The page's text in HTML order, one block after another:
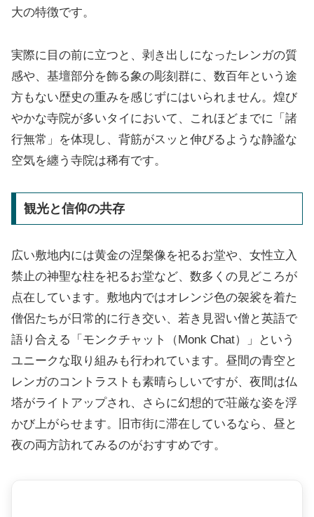
大の特徴です。
実際に目の前に立つと、剥き出しになったレンガの質
感や、基壇部分を飾る象の彫刻群に、数百年という途
方もない歴史の重みを感じずにはいられません。煌び
やかな寺院が多いタイにおいて、これほどまでに「諸
行無常」を体現し、背筋がスッと伸びるような静謐な
空気を纏う寺院は稀有です。
観光と信仰の共存
広い敷地内には黄金の涅槃像を祀るお堂や、女性立入
禁止の神聖な柱を祀るお堂など、数多くの見どころが
点在しています。敷地内ではオレンジ色の袈裟を着た
僧侶たちが日常的に行き交い、若き見習い僧と英語で
語り合える「モンクチャット（Monk Chat）」という
ユニークな取り組みも行われています。昼間の青空と
レンガのコントラストも素晴らしいですが、夜間は仏
塔がライトアップされ、さらに幻想的で荘厳な姿を浮
かび上がらせます。旧市街に滞在しているなら、昼と
夜の両方訪れてみるのがおすすめです。